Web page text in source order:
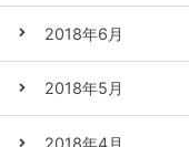
2018年6月
2018年5月
2018年4月